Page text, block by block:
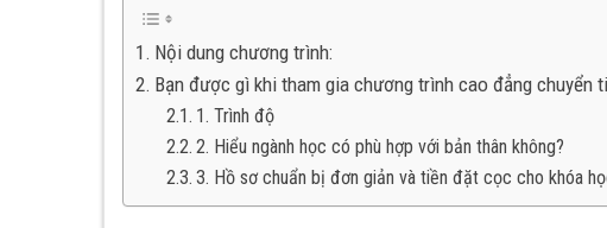
Nội dung chương trình:
Bạn được gì khi tham gia chương trình cao đẳng chuyển
1. Trình độ
2. Hiểu ngành học có phù hợp với bản thân không?
3. Hồ sơ chuẩn bị đơn giản và tiền đặt cọc cho khóa